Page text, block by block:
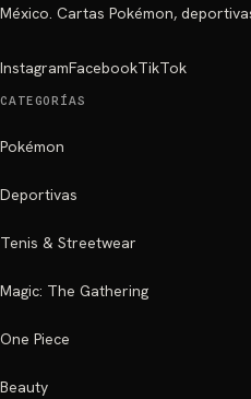
México. Cartas Pokémon,
InstagramFacebookTikTok
CATEGORÍAS
Pokémon
Deportivas
Tenis & Streetwear
Magic: The Gathering
One Piece
Beauty